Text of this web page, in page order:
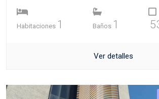
Habitaciones 1 Baños 1
Ver detalles